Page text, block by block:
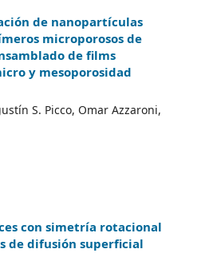
de nanopartículas
microporosos de
de films
y mesoporosidad
S. Picco, Omar Azzaroni,
con simetría rotacional
de difusión superficial